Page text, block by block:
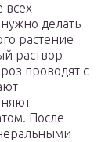
всех
делать
растение
раствор
проводят с
После